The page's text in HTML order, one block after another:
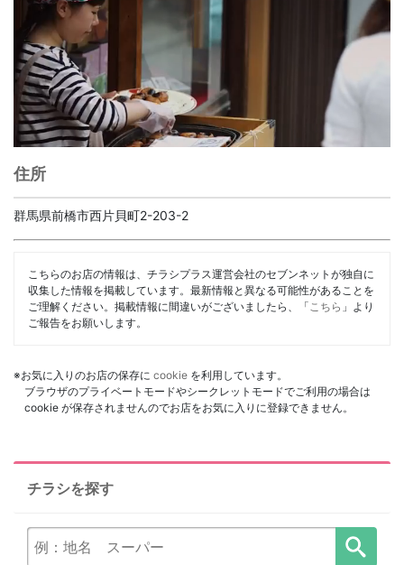
住所
群馬県前橋市西片貝町2-203-2
こちらのお店の情報は、チラシプラス運営会社のセブンネットが独自に
収集した情報を掲載しています。最新情報と異なる可能性があることを
ご理解ください。掲載情報に間違いがございましたら、「 こちら 」より
ご報告をお願いします。
※お気に入りのお店の保存に cookie を利用しています。
ブラウザのプライベートモードやシークレットモードでご利用の場合は
cookie が保存されませんのでお店をお気に入りに登録できません。
チラシを探す